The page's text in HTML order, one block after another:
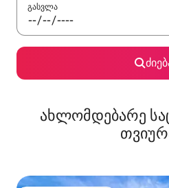
გასვლა
ახლომდებარე